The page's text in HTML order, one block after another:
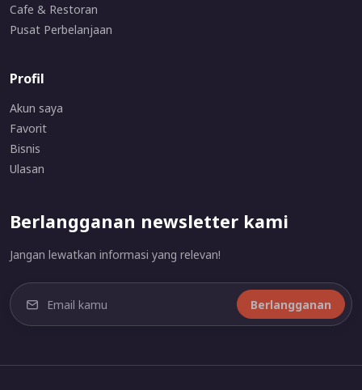
Cafe & Restoran
Pusat Perbelanjaan
Profil
Akun saya
Favorit
Bisnis
Ulasan
Berlangganan newsletter kami
Jangan lewatkan informasi yang relevan!
Berlangganan